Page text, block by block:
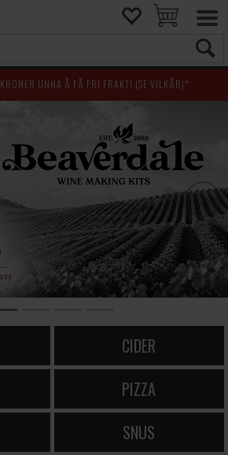
KRONER UNNA Å FÅ FRI FRAKT! (SE VILKÅR)*
CIDER
PIZZA
SNUS